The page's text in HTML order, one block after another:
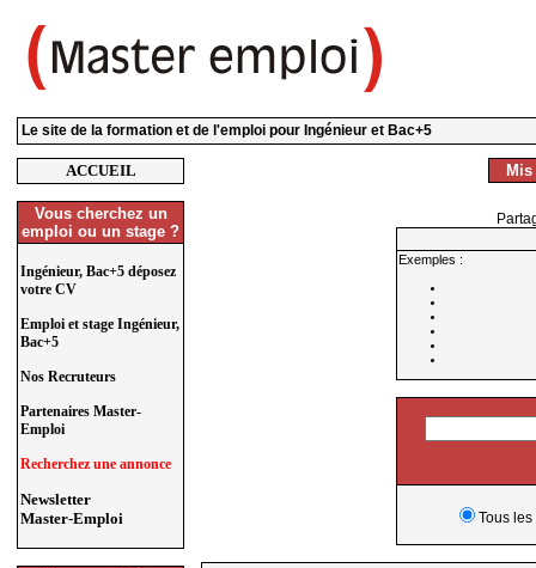
Le site de la formation et de l'emploi pour Ingénieur et Bac+5
ACCUEIL
Vous cherchez un
emploi ou un stage ?
Ingénieur, Bac+5 déposez
votre CV
Emploi et stage Ingénieur,
Bac+5
Nos Recruteurs
Partenaires Master-
Emploi
Recherchez une annonce
Newsletter
Master-Emploi
Mis
Exemples :
Tous